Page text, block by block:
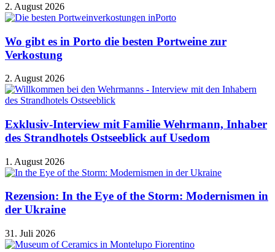
2. August 2026
Wo gibt es in Porto die besten Portweine zur
Verkostung
2. August 2026
Exklusiv-Interview mit Familie Wehrmann, Inhaber
des Strandhotels Ostseeblick auf Usedom
1. August 2026
Rezension: In the Eye of the Storm: Modernismen in
der Ukraine
31. Juli 2026